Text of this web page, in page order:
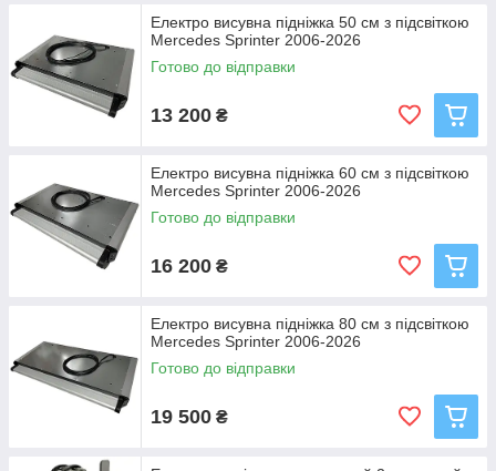
Електро висувна підніжка 50 см з підсвіткою
Mercedes Sprinter 2006-2026
Готово до відправки
13 200 ₴
Електро висувна підніжка 60 см з підсвіткою
Mercedes Sprinter 2006-2026
Готово до відправки
16 200 ₴
Електро висувна підніжка 80 см з підсвіткою
Mercedes Sprinter 2006-2026
Готово до відправки
19 500 ₴